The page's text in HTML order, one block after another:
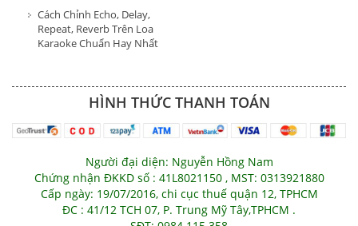
Cách Chỉnh Echo, Delay,
Repeat, Reverb Trên Loa
Karaoke Chuẩn Hay Nhất
HÌNH THỨC THANH TOÁN
Người đại diện: Nguyễn Hồng Nam
Chứng nhận ĐKKD số : 41L8021150 , MST: 0313921880
Cấp ngày: 19/07/2016, chi cục thuế quận 12, TPHCM
ĐC : 41/12 TCH 07, P. Trung Mỹ Tây,TPHCM .